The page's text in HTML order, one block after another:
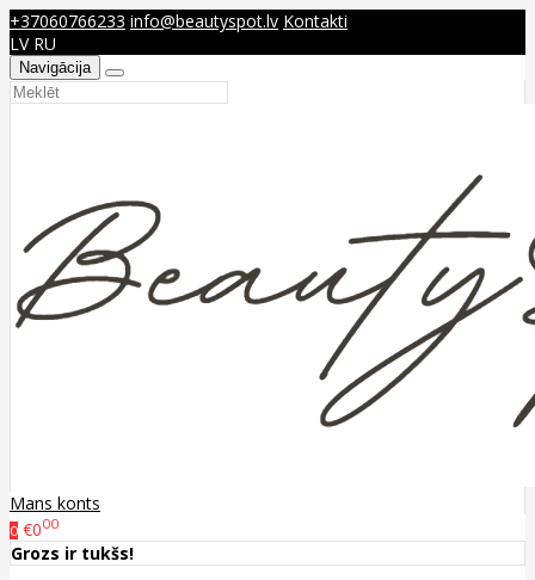
+37060766233 info@beautyspot.lv Kontakti
LV RU
Navigācija
Mans konts
0 €000
Grozs ir tukšs!